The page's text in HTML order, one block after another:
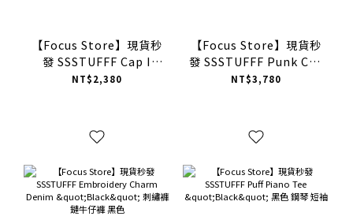
【Focus Store】現貨秒
發 SSSTUFFF Cap I
Wear Glasses "Black"
NT$2,380
【Focus Store】現貨秒
發 SSSTUFFF Punk Cat
Tee "Heather Grey"
NT$3,780